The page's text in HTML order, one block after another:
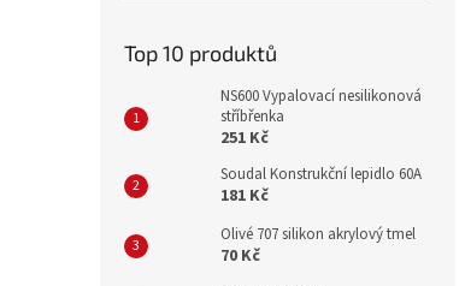
Top 10 produktů
NS600 Vypalovací nesilikonová
stříbřenka
251 Kč
Soudal Konstrukční lepidlo 60A
181 Kč
Olivé 707 silikon akrylový tmel
70 Kč